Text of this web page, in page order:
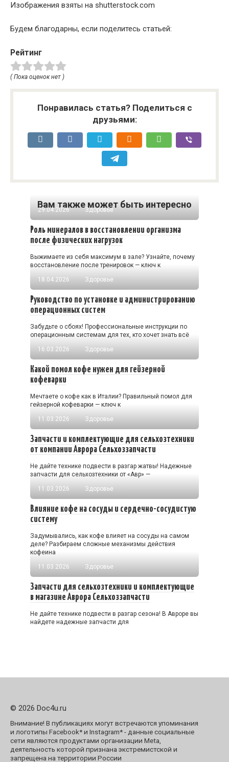
Изображения взяты на shutterstock.com
Будем благодарны, если поделитесь статьей:
Рейтинг
( Пока оценок нет )
Понравилась статья? Поделиться с
друзьями:
Вам также может быть интересно
29.04.2026 Здоровье
Роль минералов в восстановлении организма
после физических нагрузок
Выжимаете из себя максимум в зале? Узнайте, почему
восстановление после тренировок — ключ к
18.04.2026
Здоровье
Руководство по установке и администрированию
операционных систем
Забудьте о сбоях! Профессиональные инструкции по
операционным системам для тех, кто хочет знать всё
16.03.2026
Здоровье
Какой помол кофе нужен для гейзерной
кофеварки
Мечтаете о кофе как в Италии? Правильный помол для
гейзерной кофеварки — ключ к
11.03.2026
Здоровье
Запчасти и комплектующие для сельхозтехники
от компании Аврора Сельхоззапчасти
Не дайте технике подвести в разгар жатвы! Надежные
запчасти для сельхозтехники от «Авр» —
11.03.2026
Здоровье
Влияние кофе на сосуды и сердечно-сосудистую
систему
Задумывались, как кофе влияет на сосуды на самом
деле? Разбираем сложные механизмы действия
кофеина
11.03.2026
Здоровье
Запчасти для сельхозтехники и комплектующие
в магазине Аврора Сельхоззапчасти
Не дайте технике подвести в разгар сезона! В Авроре вы
найдете надежные запчасти для
© 2026 Doc4u.ru
Внимание! В публикациях могут встречаются упоминания
и логотипы Facebook* и Instagram* - данные социальные
сети являются продуктами организации Meta,
деятельность которой признана экстремистской и
запрещена на территории России